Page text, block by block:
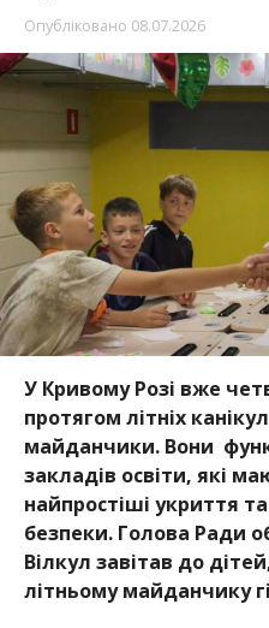
Опубліковано 08.07.2026
У Кривому Розі вже
протягом літніх
майданчики. Вони
закладів освіти, які
найпростіші укриття
безпеки. Голова Ради
Вілкул завітав до
літньому майданчику